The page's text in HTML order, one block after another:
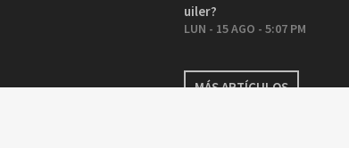
uiler?
LUN - 15 AGO - 5:07 PM
MÁS ARTÍCULOS